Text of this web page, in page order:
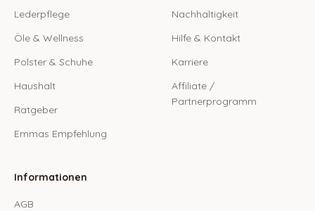
Lederpflege
Öle & Wellness
Polster & Schuhe
Haushalt
Ratgeber
Emmas Empfehlung
Nachhaltigkeit
Hilfe & Kontakt
Karriere
Affiliate /
Partnerprogramm
Informationen
AGB